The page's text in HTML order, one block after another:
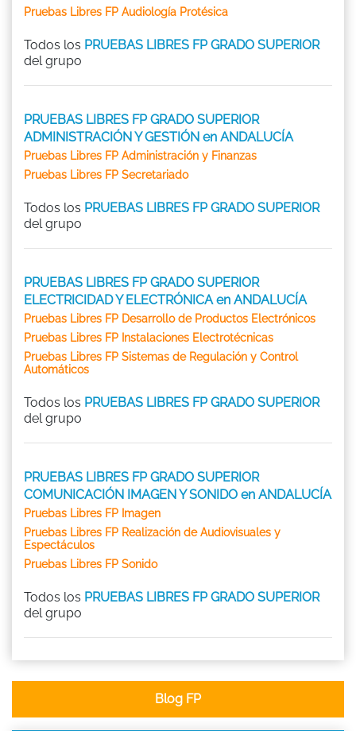
Pruebas Libres FP Audiología Protésica
Todos los PRUEBAS LIBRES FP GRADO SUPERIOR
del grupo
PRUEBAS LIBRES FP GRADO SUPERIOR
ADMINISTRACIÓN Y GESTIÓN en ANDALUCÍA
Pruebas Libres FP Administración y Finanzas
Pruebas Libres FP Secretariado
Todos los PRUEBAS LIBRES FP GRADO SUPERIOR
del grupo
PRUEBAS LIBRES FP GRADO SUPERIOR
ELECTRICIDAD Y ELECTRÓNICA en ANDALUCÍA
Pruebas Libres FP Desarrollo de Productos Electrónicos
Pruebas Libres FP Instalaciones Electrotécnicas
Pruebas Libres FP Sistemas de Regulación y Control
Automáticos
Todos los PRUEBAS LIBRES FP GRADO SUPERIOR
del grupo
PRUEBAS LIBRES FP GRADO SUPERIOR
COMUNICACIÓN IMAGEN Y SONIDO en ANDALUCÍA
Pruebas Libres FP Imagen
Pruebas Libres FP Realización de Audiovisuales y
Espectáculos
Pruebas Libres FP Sonido
Todos los PRUEBAS LIBRES FP GRADO SUPERIOR
del grupo
Blog FP